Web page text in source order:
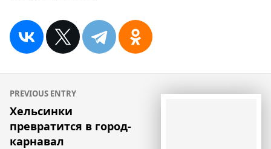
Навигация
по
записям
PREVIOUS ENTRY
Хельсинки
превратится в город-
карнавал